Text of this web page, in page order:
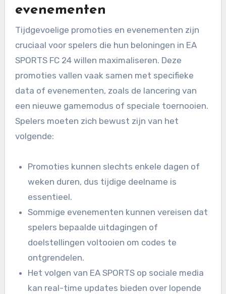
evenementen
Tijdgevoelige promoties en evenementen zijn
cruciaal voor spelers die hun beloningen in EA
SPORTS FC 24 willen maximaliseren. Deze
promoties vallen vaak samen met specifieke
data of evenementen, zoals de lancering van
een nieuwe gamemodus of speciale toernooien.
Spelers moeten zich bewust zijn van het
volgende:
Promoties kunnen slechts enkele dagen of
weken duren, dus tijdige deelname is
essentieel.
Sommige evenementen kunnen vereisen dat
spelers bepaalde uitdagingen of
doelstellingen voltooien om codes te
ontgrendelen.
Het volgen van EA SPORTS op sociale media
kan real-time updates bieden over lopende